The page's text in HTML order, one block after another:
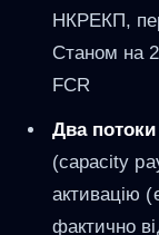
НКРЕКП,
Станом на
FCR
Два
(capacity
активацію
фактично